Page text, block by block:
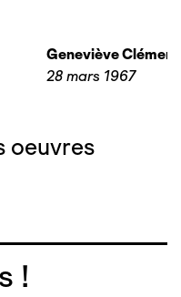
Geneviève Clément
28 mars 1967
oeuvres
!